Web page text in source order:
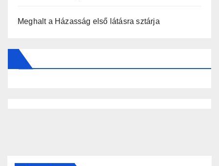
Meghalt a Házasság első látásra sztárja